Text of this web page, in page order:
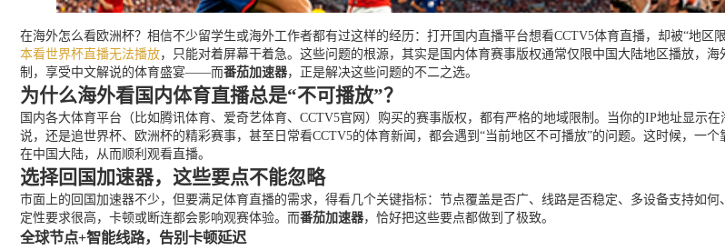
在海外怎么看欧洲杯？相信不少留学生或海外工作者都有过这样的经历：打开国内直播平台想看CCTV5体育直播，却被“地
本看世界杯直播无法播放，只能对着屏幕干着急。这些问题的根源，其实是国内体育赛事版权通常仅限中国大陆地区播放，
制，享受中文解说的体育盛宴——而番茄加速器，正是解决这些问题的不二之选。
为什么海外看国内体育直播总是“不可播放”？
国内各大体育平台（比如腾讯体育、爱奇艺体育、CCTV5官网）购买的赛事版权，都有严格的地域限制。当你的IP地址显示
说，还是追世界杯、欧洲杯的精彩赛事，甚至日常看CCTV5的体育新闻，都会遇到“当前地区不可播放”的问题。这时候，
在中国大陆，从而顺利观看直播。
选择回国加速器，这些要点不能忽略
市面上的回国加速器不少，但要满足体育直播的需求，得看几个关键指标：节点覆盖是否广、线路是否稳定、多设备支持如
定性要求很高，卡顿或断连都会影响观赛体验。而番茄加速器，恰好把这些要点都做到了极致。
全球节点+智能线路，告别卡顿延迟